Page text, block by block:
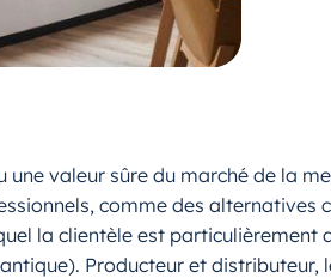
valeur sûre du marché de la
comme des
la clientèle est particulièrement
Producteur et distributeur,